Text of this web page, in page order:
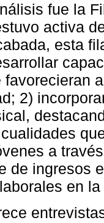
fue la
activa
esta
favorecieran
2)
a
de ingresos
en